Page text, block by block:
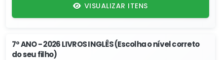
VISUALIZAR ITENS
7º ANO - 2026 LIVROS INGLÊS (Escolha o nível correto
do seu filho)